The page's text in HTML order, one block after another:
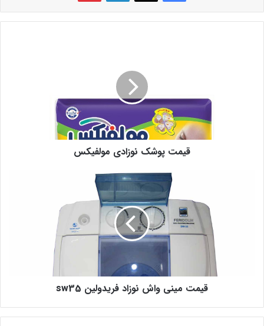
قیمت پوشک نوزادی مولفیکس
قیمت مینی واش نوزاد فریدولین sw35